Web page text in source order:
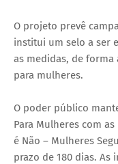
O projeto prevê
institui um selo a ser
as medidas, de
para mulheres.
O poder público
Para Mulheres com
é Não – Mulheres
prazo de 180 dias. As